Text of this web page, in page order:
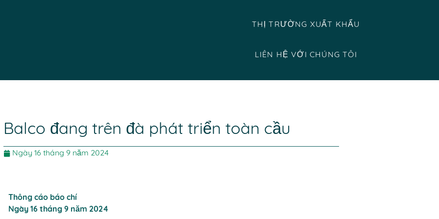
THỊ TRƯỜNG XUẤT KHẨU
LIÊN HỆ VỚI CHÚNG TÔI
Balco đang trên đà phát triển toàn cầu
Ngày 16 tháng 9 năm 2024
Thông cáo báo chí
Ngày 16 tháng 9 năm 2024